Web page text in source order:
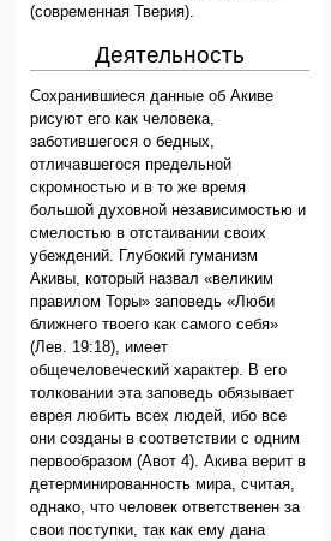
(современная Тверия).
Деятельность
Сохранившиеся данные об Акиве
рисуют его как человека,
заботившегося о бедных,
отличавшегося предельной
скромностью и в то же время
большой духовной независимостью и
смелостью в отстаивании своих
убеждений. Глубокий гуманизм
Акивы, который назвал «великим
правилом Торы» заповедь «Люби
ближнего твоего как самого себя»
(Лев. 19:18), имеет
общечеловеческий характер. В его
толковании эта заповедь обязывает
еврея любить всех людей, ибо все
они созданы в соответствии с одним
первообразом (Авот 4). Акива верит в
детерминированность мира, считая,
однако, что человек ответственен за
свои поступки, так как ему дана